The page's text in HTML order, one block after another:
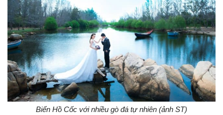
Biển Hồ Cốc với nhiều gò đá tự nhiên (ảnh ST)